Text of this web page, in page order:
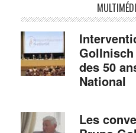
des 50
National
Les